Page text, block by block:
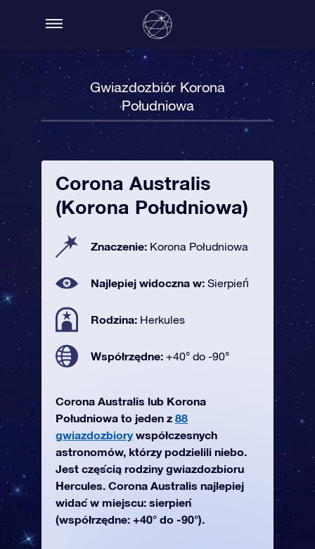
Gwiazdozbiór Korona
Południowa
Corona Australis
(Korona Południowa)
Znaczenie: Korona Południowa
Najlepiej widoczna w: Sierpień
Rodzina: Herkules
Współrzędne: +40° do -90°
Corona Australis lub Korona
Południowa to jeden z 88
gwiazdozbiorywspółczesnych
astronomów, którzy podzielili niebo.
Jest częścią rodziny gwiazdozbioru
Hercules. Corona Australis najlepiej
widać w miejscu: sierpień
(współrzędne: +40° do -90°).